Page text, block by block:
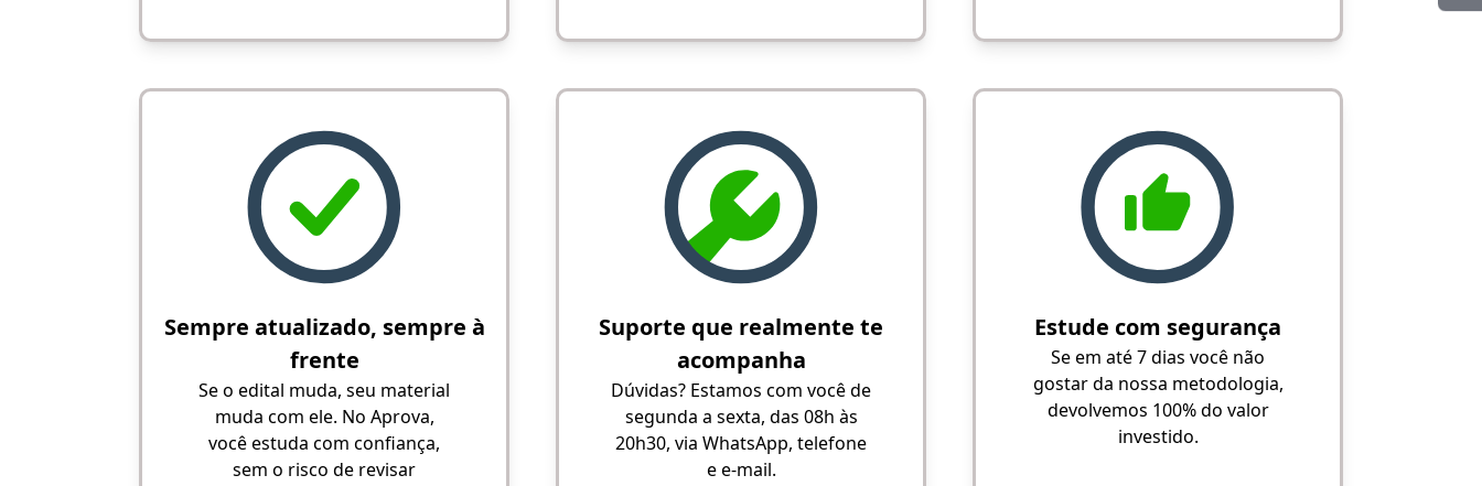
Sempre atualizado, sempre à
frente
Se o edital muda, seu material
muda com ele. No Aprova,
você estuda com confiança,
sem o risco de revisar
Suporte que realmente te
acompanha
Dúvidas? Estamos com você de
segunda a sexta, das 08h às
20h30, via WhatsApp, telefone
e e-mail.
Estude com segurança
Se em até 7 dias você não
gostar da nossa metodologia,
devolvemos 100% do valor
investido.